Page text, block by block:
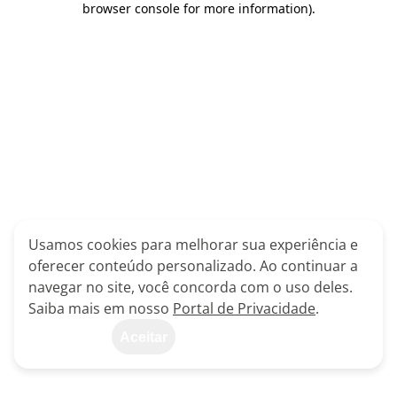
browser console for more information).
Usamos cookies para melhorar sua experiência e
oferecer conteúdo personalizado. Ao continuar a
navegar no site, você concorda com o uso deles.
Saiba mais em nosso Portal de Privacidade.